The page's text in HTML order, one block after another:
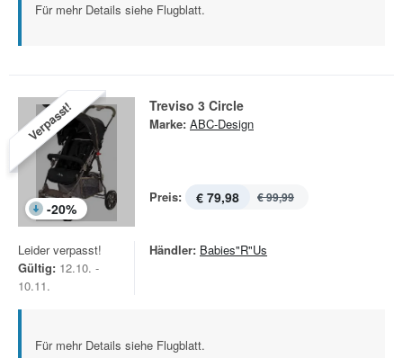
Für mehr Details siehe Flugblatt.
Verpasst!
-20%
Treviso 3 Circle
Marke: ABC-Design
Preis: € 79,98 € 99,99
Leider verpasst!
Gültig: 12.10. -
10.11.
Händler: Babies"R"Us
Für mehr Details siehe Flugblatt.